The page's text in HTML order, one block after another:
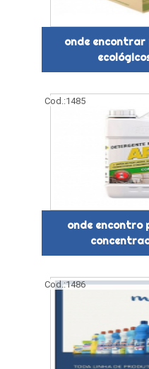
onde encontrar
Cod.:1485
onde encontro
Cod.:1486